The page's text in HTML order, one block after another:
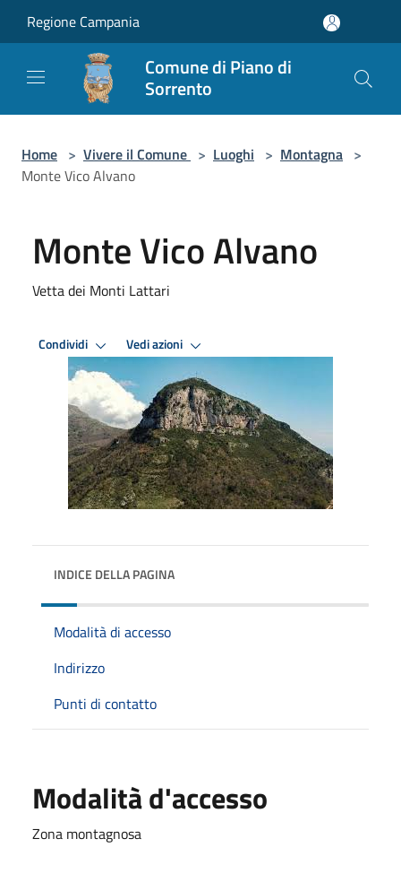
Regione Campania
Comune di Piano di
Sorrento
Home > Vivere il Comune > Luoghi > Montagna >
Monte Vico Alvano
Monte Vico Alvano
Vetta dei Monti Lattari
Condividi Vedi azioni
INDICE DELLA PAGINA
Modalità di accesso
Indirizzo
Punti di contatto
Modalità d'accesso
Zona montagnosa